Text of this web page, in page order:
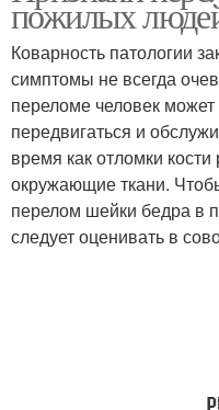
пожилых
Коварность патологии
симптомы не всегда
переломе человек
передвигаться и
время как отломки
окружающие ткани.
перелом шейки бедра в
следует оценивать в